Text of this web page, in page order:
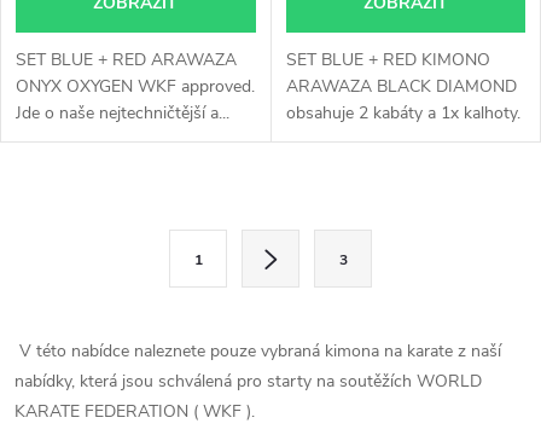
SET BLUE + RED ARAWAZA
ONYX OXYGEN WKF approved.
Jde o naše nejtechničtější a...
SET BLUE + RED KIMONO
ARAWAZA BLACK DIAMOND
obsahuje 2 kabáty a 1x kalhoty.
Top závodní...
á
d
á
n
k
1 3
V této nabídce naleznete pouze vybraná kimona na karate z naší
nabídky, která jsou schválená pro starty na soutěžích WORLD
KARATE FEDERATION ( WKF ).